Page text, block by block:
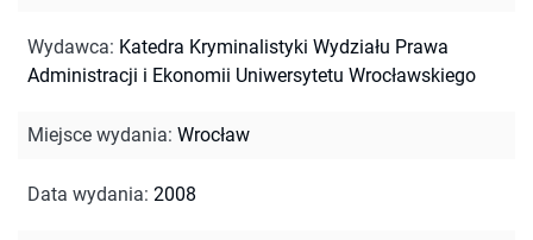
Wydawca: Katedra Kryminalistyki Wydziału Prawa
Administracji i Ekonomii Uniwersytetu Wrocławskiego
Miejsce wydania: Wrocław
Data wydania: 2008